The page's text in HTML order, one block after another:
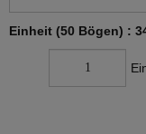
Einheit (50 Bögen) :